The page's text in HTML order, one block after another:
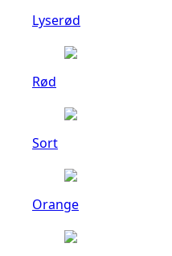
Lyserød
Rød
Sort
Orange